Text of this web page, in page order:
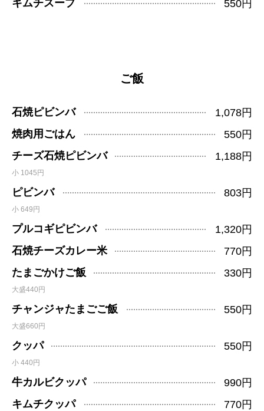
キムチスープ 550円
ご飯
石焼ピビンバ
1,078円
焼肉用ごはん
550円
チーズ石焼ピビンバ
1,188円
小 1045円
ピビンバ 803円
小 649円
プルコギピビンバ
1,320円
石焼チーズカレー米
770円
たまごかけご飯
330円
大盛440円
チャンジャたまごご飯 550円
大盛660円
クッパ 550円
小 440円
牛カルビクッパ
990円
キムチクッパ
770円